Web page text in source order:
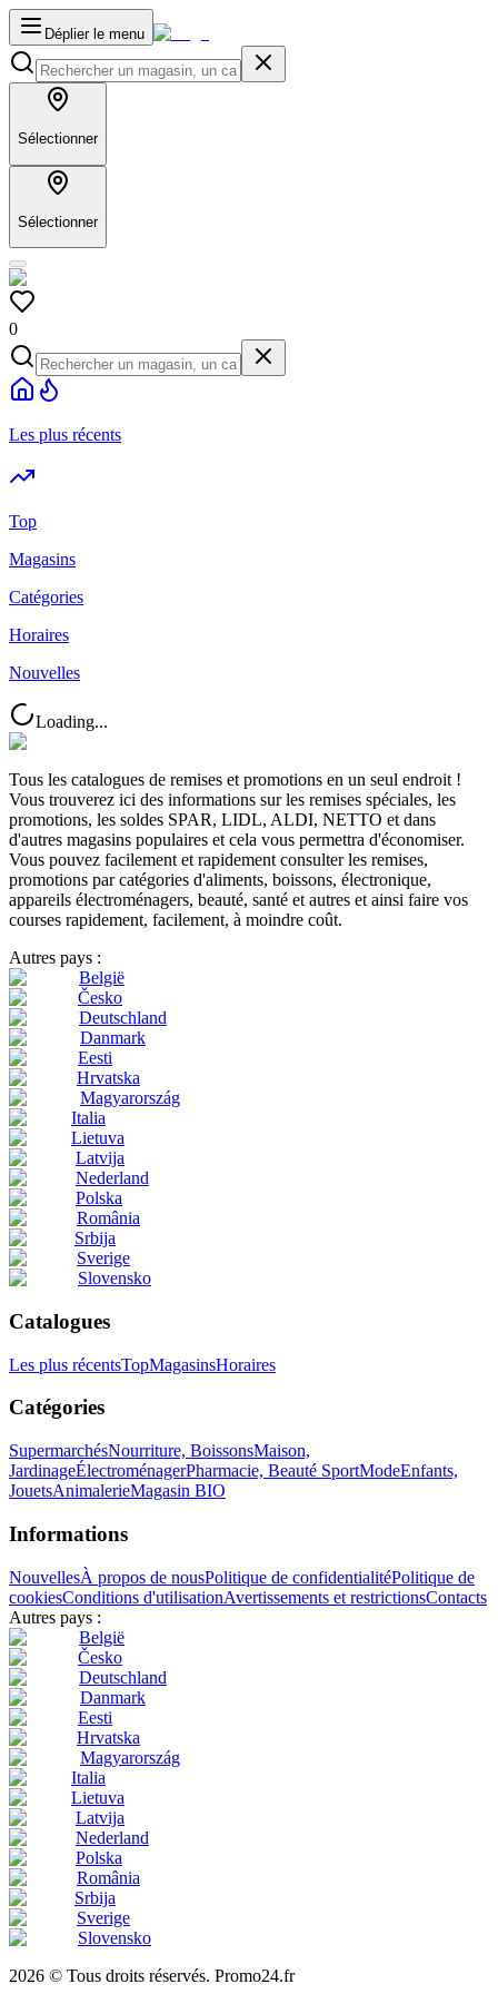
Déplier le menu
Sélectionner
Sélectionner
0
Les plus récents
Top
Magasins
Catégories
Horaires
Nouvelles
Loading...
Tous les catalogues de remises et promotions en un seul endroit !
Vous trouverez ici des informations sur les remises spéciales, les
promotions, les soldes SPAR, LIDL, ALDI, NETTO et dans
d'autres magasins populaires et cela vous permettra d'économiser.
Vous pouvez facilement et rapidement consulter les remises,
promotions par catégories d'aliments, boissons, électronique,
appareils électroménagers, beauté, santé et autres et ainsi faire vos
courses rapidement, facilement, à moindre coût.
Autres pays :
België
Česko
Deutschland
Danmark
Eesti
Hrvatska
Magyarország
Italia
Lietuva
Latvija
Nederland
Polska
România
Srbija
Sverige
Slovensko
Catalogues
Les plus récentsTopMagasinsHoraires
Catégories
SupermarchésNourriture, BoissonsMaison,
JardinageÉlectroménagerPharmacie, Beauté SportModeEnfants,
JouetsAnimalerieMagasin BIO
Informations
NouvellesÀ propos de nousPolitique de confidentialitéPolitique de
cookiesConditions d'utilisationAvertissements et restrictionsContacts
Autres pays :
België
Česko
Deutschland
Danmark
Eesti
Hrvatska
Magyarország
Italia
Lietuva
Latvija
Nederland
Polska
România
Srbija
Sverige
Slovensko
2026 © Tous droits réservés. Promo24.fr